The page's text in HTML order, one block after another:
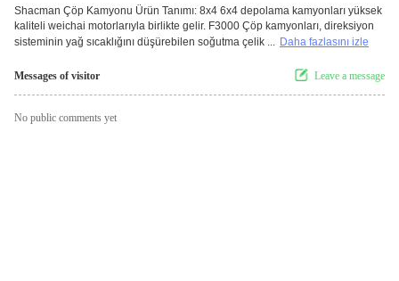
Shacman Çöp Kamyonu Ürün Tanımı: 8x4 6x4 depolama kamyonları yüksek
kaliteli weichai motorlarıyla birlikte gelir. F3000 Çöp kamyonları, direksiyon
sisteminin yağ sıcaklığını düşürebilen soğutma çelik ... Daha fazlasını izle
Messages of visitor Leave a message
No public comments yet